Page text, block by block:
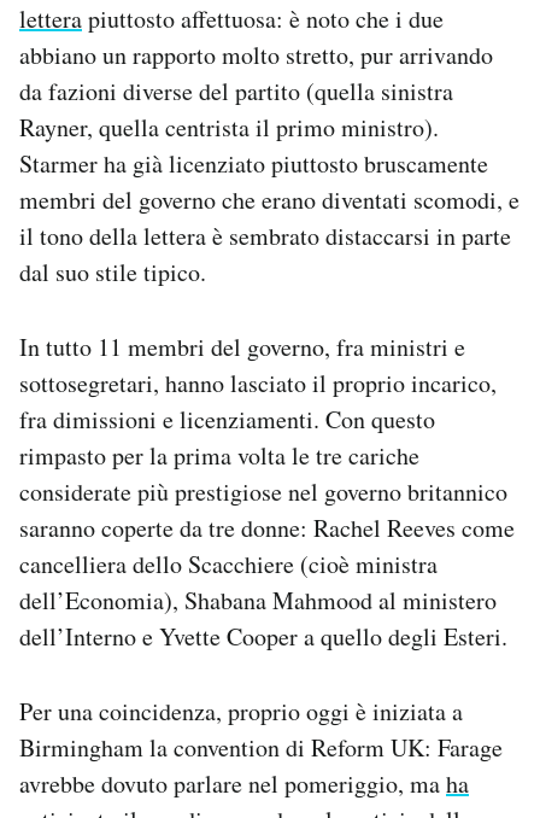
letterapiuttosto affettuosa: è noto che i due
abbiano un rapporto molto stretto, pur arrivando
da fazioni diverse del partito (quella sinistra
Rayner, quella centrista il primo ministro).
Starmer ha già licenziato piuttosto bruscamente
membri del governo che erano diventati scomodi, e
il tono della lettera è sembrato distaccarsi in parte
dal suo stile tipico.
In tutto 11 membri del governo, fra ministri e
sottosegretari, hanno lasciato il proprio incarico,
fra dimissioni e licenziamenti. Con questo
rimpasto per la prima volta le tre cariche
considerate più prestigiose nel governo britannico
saranno coperte da tre donne: Rachel Reeves come
cancelliera dello Scacchiere (cioè ministra
dell’Economia), Shabana Mahmood al ministero
dell’Interno e Yvette Cooper a quello degli Esteri.
Per una coincidenza, proprio oggi è iniziata a
Birmingham la convention di Reform UK: Farage
avrebbe dovuto parlare nel pomeriggio, maha